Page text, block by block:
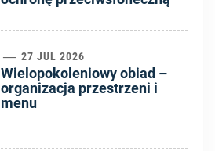
27 JUL 2026
Wielopokoleniowy obiad –
organizacja przestrzeni i
menu